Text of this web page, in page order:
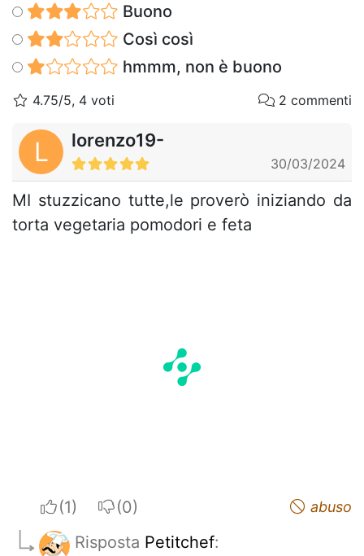
Buono
Così così
hmmm, non è buono
4.75/5, 4 voti 2 commenti
L lorenzo19-
30/03/2024
MI stuzzicano tutte,le proverò iniziando da
torta vegetaria pomodori e feta
I apreciateI do not appreciate abuso
Risposta Petitchef: